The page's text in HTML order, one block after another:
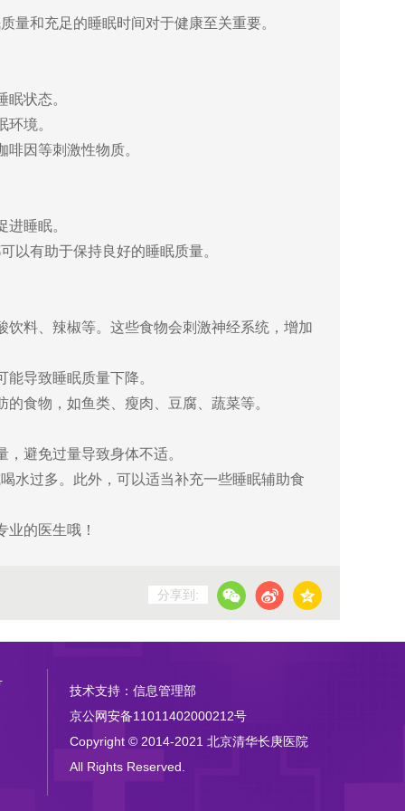
和充足的睡眠时间对于健康至关重要。
状态。
境。
因等刺激性物质。
睡眠。
有助于保持良好的睡眠质量。
料、辣椒等。这些食物会刺激神经系统，增加
导致睡眠质量下降。
食物，如鱼类、瘦肉、豆腐、蔬菜等。
避免过量导致身体不适。
过多。此外，可以适当补充一些睡眠辅助食
的医生哦！
分享到:
技术支持：信息管理部
京公网安备11011402000212号
Copyright © 2014-2021 北京清华长庚医院
All Rights Reserved.